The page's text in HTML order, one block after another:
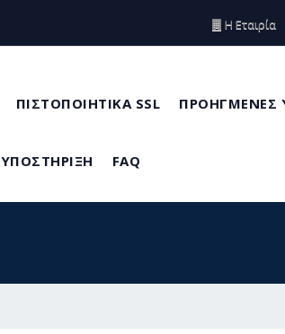
Η Εταιρία
ΠΙΣΤΟΠΟΙΗΤΙΚΑ SSL ΠΡΟΗΓΜΕΝΕΣ
ΥΠΟΣΤΗΡΙΞΗ FAQ